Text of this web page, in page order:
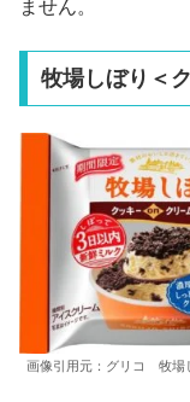
ません。
牧場しぼり＜
画像引用元：グリコ 牧場